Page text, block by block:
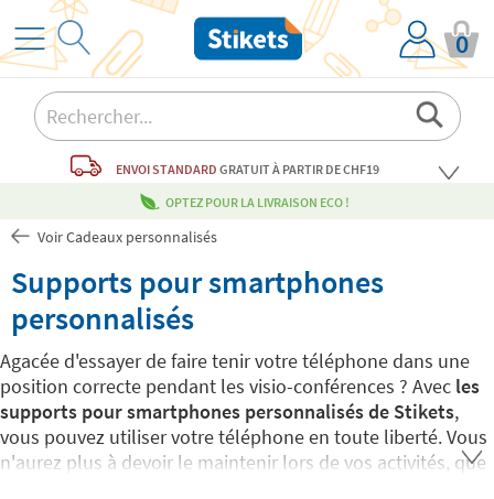
0
ENVOI STANDARD GRATUITÀ PARTIR DE CHF19
OPTEZ POUR LA LIVRAISON ECO !
Voir Cadeaux personnalisés
Supports pour smartphones
personnalisés
Agacée d'essayer de faire tenir votre téléphone dans une
position correcte pendant les visio-conférences ? Avec les
supports pour smartphones personnalisés de Stikets,
vous pouvez utiliser votre téléphone en toute liberté. Vous
n'aurez plus à devoir le maintenir lors de vos activités, que